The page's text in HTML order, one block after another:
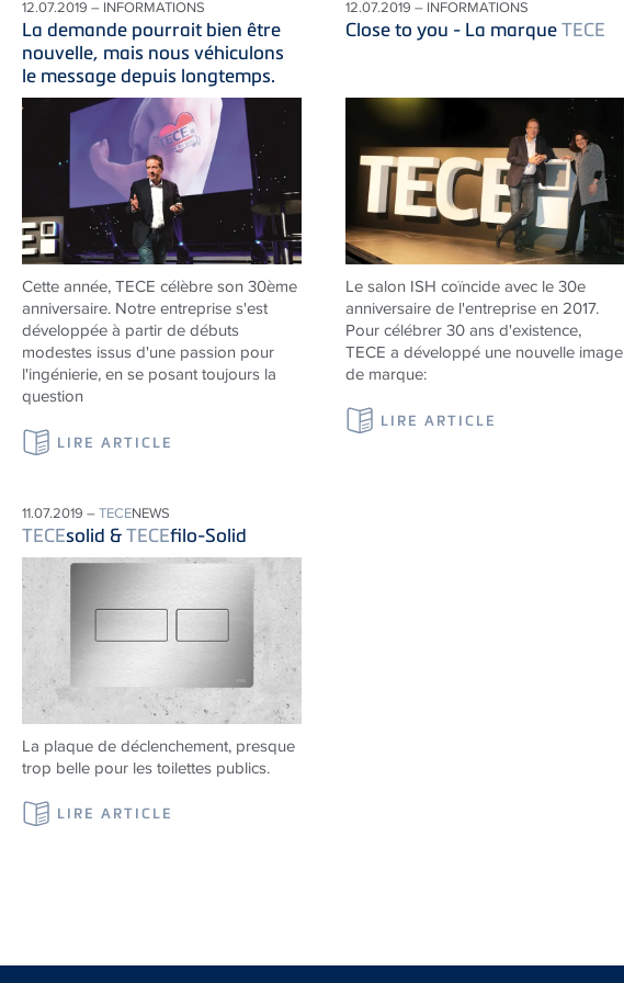
12.07.2019 – INFORMATIONS
La demande pourrait bien être
nouvelle, mais nous véhiculons
le message depuis longtemps.
Cette année, TECE célèbre son 30ème
anniversaire. Notre entreprise s'est
développée à partir de débuts
modestes issus d'une passion pour
l'ingénierie, en se posant toujours la
question
LIRE ARTICLE
12.07.2019 – INFORMATIONS
Close to you - La marqueTECE
Le salon ISH coïncide avec le 30e
anniversaire de l'entreprise en 2017.
Pour célébrer 30 ans d'existence,
TECE a développé une nouvelle image
de marque:
LIRE ARTICLE
11.07.2019 –TECENEWS
TECEsolid &TECEfilo-Solid
La plaque de déclenchement, presque
trop belle pour les toilettes publics.
LIRE ARTICLE